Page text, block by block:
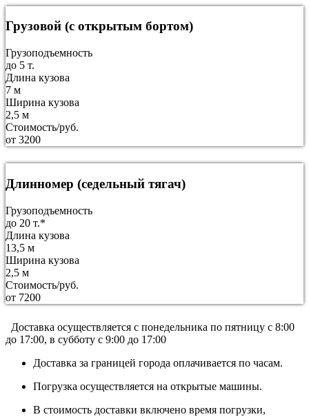
Грузовой (с открытым бортом)
Грузоподъемность
до 5 т.
Длина кузова
7 м
Ширина кузова
2,5 м
Стоимость/руб.
от 3200
Длинномер (седельный тягач)
Грузоподъемность
до 20 т.*
Длина кузова
13,5 м
Ширина кузова
2,5 м
Стоимость/руб.
от 7200
Доставка осуществляется c понедельника по пятницу с 8:00
до 17:00, в субботу с 9:00 до 17:00
Доставка за границей города оплачивается по часам.
Погрузка осуществляется на открытые машины.
В стоимость доставки включено время погрузки,